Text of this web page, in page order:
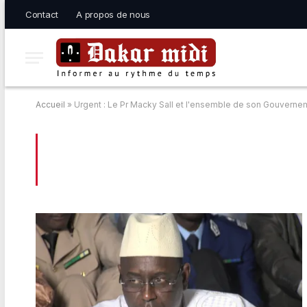
Contact A propos de nous
Accueil » Urgent : Le Pr Macky Sall et l'ensemble de son